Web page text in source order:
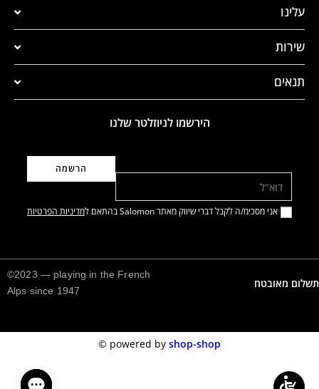
עלינו
שירות
תנאים
הירשמו לניוזלטר שלנו
אני מסכימ/ה לקבל דברי שיווק מאתר Salomon בהתאם ל מדיניות הפרטיות
תשלום מאובטח
©2023 — playing in the French
Alps since 1947
powered by shop-shop
©️